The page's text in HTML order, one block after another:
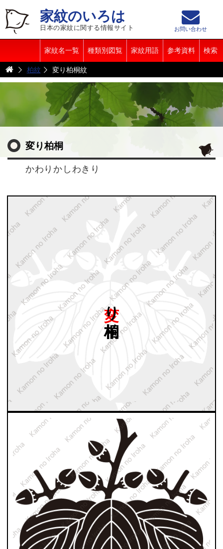
家紋のいろは
日本の家紋に関する情報サイト
家紋名一覧 種類別図覧 家紋用語 参考資料 検索
お問い合わせ
柏紋 変り柏桐紋
変り柏桐
かわりかしわきり
柏桐